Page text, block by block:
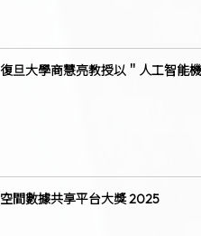
復旦大學商慧亮教授以＂人工智能
空間數據共享平台大獎 2025